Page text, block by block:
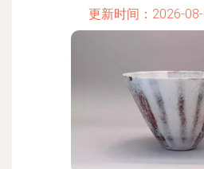
更新时间：2026-